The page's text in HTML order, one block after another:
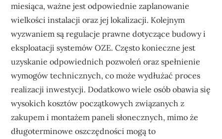
miesiąca, ważne jest odpowiednie zaplanowanie
wielkości instalacji oraz jej lokalizacji. Kolejnym
wyzwaniem są regulacje prawne dotyczące budowy i
eksploatacji systemów OZE. Często konieczne jest
uzyskanie odpowiednich pozwoleń oraz spełnienie
wymogów technicznych, co może wydłużać proces
realizacji inwestycji. Dodatkowo wiele osób obawia się
wysokich kosztów początkowych związanych z
zakupem i montażem paneli słonecznych, mimo że
długoterminowe oszczędności mogą to